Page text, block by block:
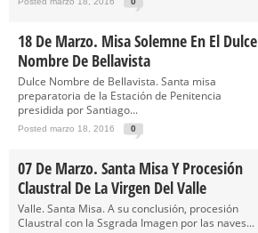
18 De Marzo. Misa Solemne En El Dulce
Nombre De Bellavista
Dulce Nombre de Bellavista. Santa misa
preparatoria de la Estación de Penitencia
presidida por Santiago...
Posted marzo 18, 2016 0
07 De Marzo. Santa Misa Y Procesión
Claustral De La Virgen Del Valle
Valle. Santa Misa. A su conclusión, procesión
Claustral con la Ssgrada Imagen por las naves...